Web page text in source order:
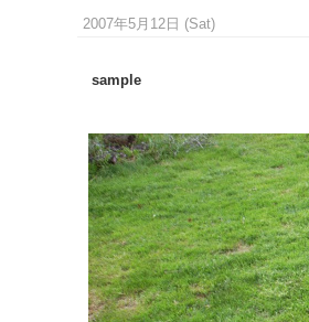
2007年5月12日 (Sat)
sample